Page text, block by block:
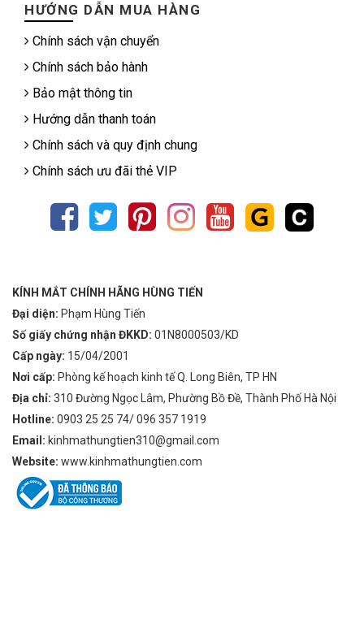
HƯỚNG DẪN MUA HÀNG
Chính sách vận chuyển
Chính sách bảo hành
Bảo mật thông tin
Hướng dẫn thanh toán
Chính sách và quy định chung
Chính sách ưu đãi thẻ VIP
KÍNH MẮT CHÍNH HÃNG HÙNG TIẾN
Đại diện: Phạm Hùng Tiến
Số giấy chứng nhận ĐKKD: 01N8000503/KD
Cấp ngày: 15/04/2001
Nơi cấp: Phòng kế hoạch kinh tế Q. Long Biên, TP HN
Địa chỉ: 310 Đường Ngọc Lâm, Phường Bồ Đề, Thành Phố Hà Nội
Hotline: 0903 25 25 74/ 096 357 1919
Email: kinhmathungtien310@gmail.com
Website: www.kinhmathungtien.com